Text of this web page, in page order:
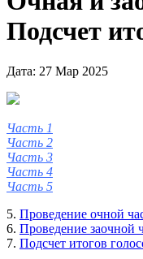
Подсчет
Дата: 27 Мар 2025
Часть 1
Часть 2
Часть 3
Часть 4
Часть 5
5. Проведение очной
6. Проведение заочной
7. Подсчет итогов